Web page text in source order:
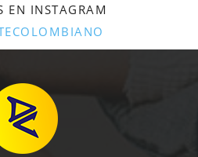
EN INSTAGRAM